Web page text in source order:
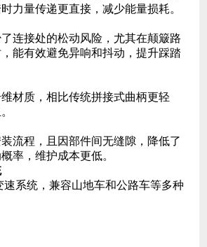
力量传递更直接，减少能量损耗。
连接处的松动风险，尤其在颠簸路
能有效避免异响和抖动，提升踩踏
材质，相比传统拼接式曲柄更轻
流程，且因部件间无缝隙，降低了
率，维护成本更低。
速系统，兼容山地车和公路车等多种